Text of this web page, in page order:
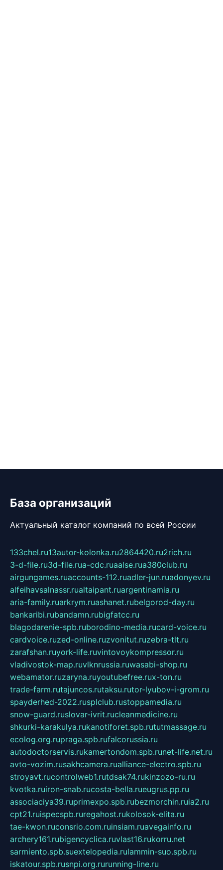
База организаций
Актуальный каталог компаний по всей России
133chel.ru13autor-kolonka.ru2864420.ru2rich.ru
3-d-file.ru3d-file.rua-cdc.ruaalse.rua380club.ru
airgungames.ruaccounts-112.ruadler-jun.ruadonyev.ru
alfeihavsalnassr.rualtaipant.ruargentinamia.ru
aria-family.ruarkrym.ruashanet.rubelgorod-day.ru
bankaribi.rubandamn.rubigfatcc.ru
blagodarenie-spb.ruborodino-media.rucard-voice.ru
cardvoice.ruzed-online.ruzvonitut.ruzebra-tlt.ru
zarafshan.ruyork-life.ruvintovoykompressor.ru
vladivostok-map.ruvlknrussia.ruwasabi-shop.ru
webamator.ruzaryna.ruyoutubefree.rux-ton.ru
trade-farm.rutajuncos.rutaksu.rutor-lyubov-i-grom.ru
spayderhed-2022.rusplclub.rustoppamedia.ru
snow-guard.ruslovar-ivrit.rucleanmedicine.ru
shkurki-karakulya.rukanotiforet.spb.rututmassage.ru
ecolog.org.rupraga.spb.rufalcorussia.ru
autodoctorservis.rukamertondom.spb.runet-life.net.ru
avto-vozim.rusakhcamera.rualliance-electro.spb.ru
stroyavt.rucontrolweb1.rutdsak74.rukinzozo-ru.ru
kvotka.ruiron-snab.rucosta-bella.rueugrus.pp.ru
associaciya39.ruprimexpo.spb.rubezmorchin.ruia2.ru
cpt21.ruispecspb.ruregahost.rukolosok-elita.ru
tae-kwon.ruconsrio.com.ruinsiam.ruavegainfo.ru
archery161.rubigencyclica.ruvlast16.rukorru.net
sarmiento.spb.suextelopedia.rulammin-suo.spb.ru
iskatour.spb.rusnpi.org.rurunning-line.ru